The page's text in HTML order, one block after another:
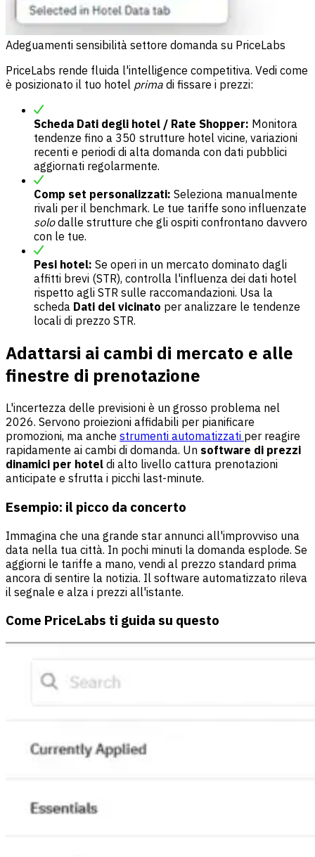
Adeguamenti sensibilità settore domanda su PriceLabs
PriceLabs rende fluida l'intelligence competitiva. Vedi come
è posizionato il tuo hotel prima di fissare i prezzi:
Scheda Dati degli hotel / Rate Shopper: Monitora
tendenze fino a 350 strutture hotel vicine, variazioni
recenti e periodi di alta domanda con dati pubblici
aggiornati regolarmente.
Comp set personalizzati: Seleziona manualmente
rivali per il benchmark. Le tue tariffe sono influenzate
solodalle strutture che gli ospiti confrontano davvero
con le tue.
Pesi hotel: Se operi in un mercato dominato dagli
affitti brevi (STR), controlla l'influenza dei dati hotel
rispetto agli STR sulle raccomandazioni. Usa la
scheda Dati del vicinato per analizzare le tendenze
locali di prezzo STR.
Adattarsi ai cambi di mercato e alle
finestre di prenotazione
L'incertezza delle previsioni è un grosso problema nel
2026. Servono proiezioni affidabili per pianificare
promozioni, ma anche strumenti automatizzati per reagire
rapidamente ai cambi di domanda. Un software di prezzi
dinamici per hotel di alto livello cattura prenotazioni
anticipate e sfrutta i picchi last-minute.
Esempio: il picco da concerto
Immagina che una grande star annunci all'improvviso una
data nella tua città. In pochi minuti la domanda esplode. Se
aggiorni le tariffe a mano, vendi al prezzo standard prima
ancora di sentire la notizia. Il software automatizzato rileva
il segnale e alza i prezzi all'istante.
Come PriceLabs ti guida su questo